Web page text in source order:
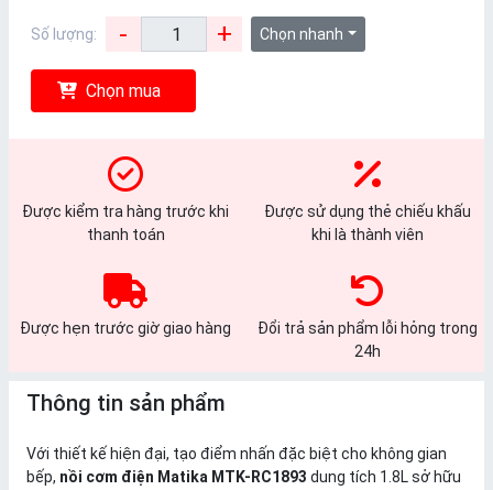
Số lượng: - + Chọn nhanh
Chọn mua
Được kiểm tra hàng trước khi
thanh toán
Được sử dụng thẻ chiếu khấu
khi là thành viên
Được hẹn trước giờ giao hàng
Đổi trả sản phẩm lỗi hỏng trong
24h
Thông tin sản phẩm
Với thiết kế hiện đại, tạo điểm nhấn đặc biệt cho không gian
bếp, nồi cơm điện Matika MTK-RC1893 dung tích 1.8L sở hữu